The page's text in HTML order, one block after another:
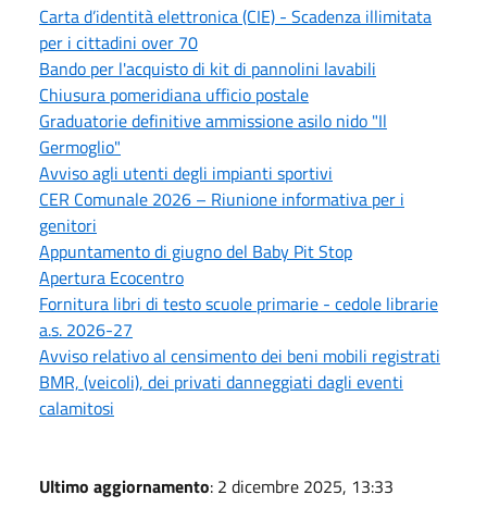
Carta d’identità elettronica (CIE) - Scadenza illimitata
per i cittadini over 70
Bando per l'acquisto di kit di pannolini lavabili
Chiusura pomeridiana ufficio postale
Graduatorie definitive ammissione asilo nido "Il
Germoglio"
Avviso agli utenti degli impianti sportivi
CER Comunale 2026 – Riunione informativa per i
genitori
Appuntamento di giugno del Baby Pit Stop
Apertura Ecocentro
Fornitura libri di testo scuole primarie - cedole librarie
a.s. 2026-27
Avviso relativo al censimento dei beni mobili registrati
BMR, (veicoli), dei privati danneggiati dagli eventi
calamitosi
Ultimo aggiornamento: 2 dicembre 2025, 13:33